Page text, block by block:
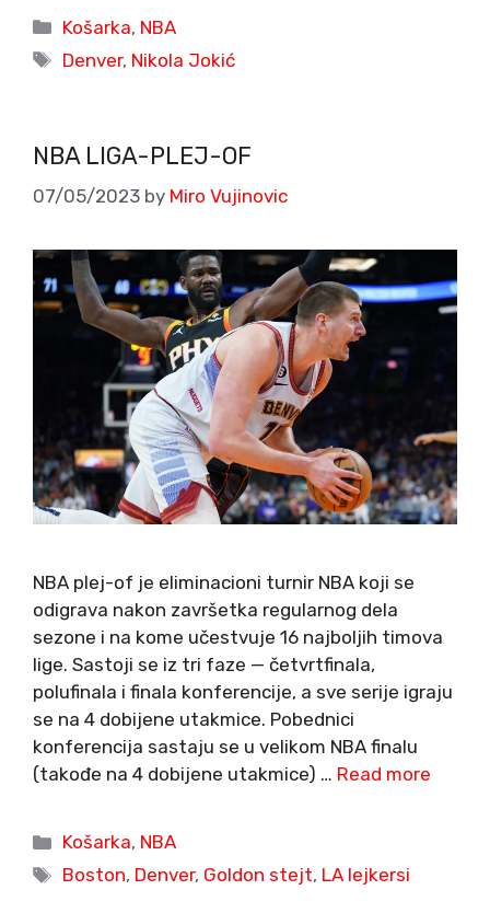
Categories
Košarka, NBA
Tags
Denver, Nikola Jokić
NBA LIGA-PLEJ-OF
07/05/2023 by Miro Vujinovic
NBA plej-of je eliminacioni turnir NBA koji se
odigrava nakon završetka regularnog dela
sezone i na kome učestvuje 16 najboljih timova
lige. Sastoji se iz tri faze — četvrtfinala,
polufinala i finala konferencije, a sve serije igraju
se na 4 dobijene utakmice. Pobednici
konferencija sastaju se u velikom NBA finalu
(takođe na 4 dobijene utakmice) … Read more
Categories
Košarka, NBA
Tags
Boston, Denver, Goldon stejt, LA lejkersi